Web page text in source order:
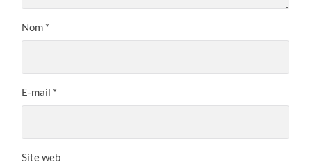
Nom *
E-mail *
Site web